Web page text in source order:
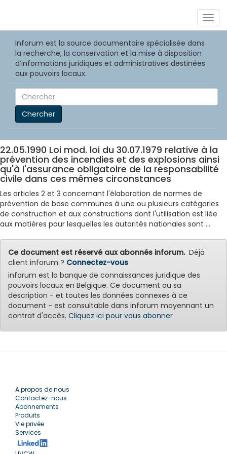
Inforum est la source documentaire spécialisée dans
la recherche, la conservation et la mise à disposition
d’informations juridiques et administratives destinées
aux pouvoirs locaux.
Chercher
22.05.1990 Loi mod. loi du 30.07.1979 relative à la
prévention des incendies et des explosions ainsi
qu'à l'assurance obligatoire de la responsabilité
civile dans ces mêmes circonstances
Les articles 2 et 3 concernant l'élaboration de normes de
prévention de base communes à une ou plusieurs catégories
de construction et aux constructions dont l'utilisation est liée
aux matières pour lesquelles les autorités nationales sont ...
Ce document est réservé aux abonnés inforum.Déjà
client inforum ? Connectez-vous
inforum est la banque de connaissances juridique des
pouvoirs locaux en Belgique. Ce document ou sa
description - et toutes les données connexes à ce
document - est consultable dans inforum moyennant un
contrat d'accès. Cliquez ici pour vous abonner
A propos de nous
Contactez-nous
Abonnements
Produits
Vie privée
Services